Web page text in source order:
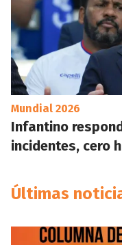
Mundial 2026
Infantino
incidentes, cero
Últimas